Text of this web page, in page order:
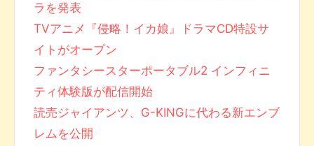
ラを発表
TVアニメ『侵略！イカ娘』ドラマCD特設サ
イトがオープン
ファンタシースターポータブル2 インフィニ
ティ体験版が配信開始
読売ジャイアンツ、G-KINGに代わる新エンブ
レムを公開